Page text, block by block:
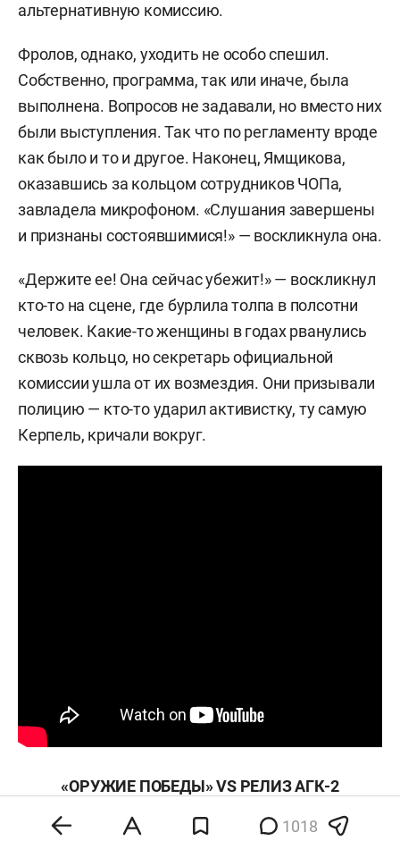
альтернативную комиссию.
Фролов, однако, уходить не особо спешил.
Собственно, программа, так или иначе, была
выполнена. Вопросов не задавали, но вместо них
были выступления. Так что по регламенту вроде
как было и то и другое. Наконец, Ямщикова,
оказавшись за кольцом сотрудников ЧОПа,
завладела микрофоном. «Слушания завершены
и признаны состоявшимися!» — воскликнула она.
«Держите ее! Она сейчас убежит!» — воскликнул
кто-то на сцене, где бурлила толпа в полсотни
человек. Какие-то женщины в годах рванулись
сквозь кольцо, но секретарь официальной
комиссии ушла от их возмездия. Они призывали
полицию — кто-то ударил активистку, ту самую
Керпель, кричали вокруг.
«ОРУЖИЕ ПОБЕДЫ»VS РЕЛИЗ АГК-2
Так что экоактивисты сочли слушания
1018